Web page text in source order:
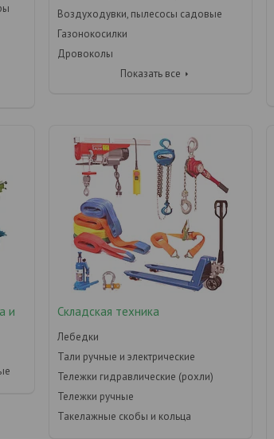
Воздуходувки, пылесосы садовые
Газонокосилки
Дровоколы
Показать все
и
Складская техника
Лебедки
Тали ручные и электрические
Тележки гидравлические (рохли)
Тележки ручные
Такелажные скобы и кольца